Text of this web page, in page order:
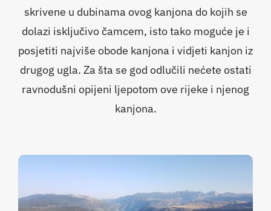
skrivene u dubinama ovog kanjona do kojih se
dolazi isključivo čamcem, isto tako moguće je i
posjetiti najviše obode kanjona i vidjeti kanjon iz
drugog ugla. Za šta se god odlučili nećete ostati
ravnodušni opijeni ljepotom ove rijeke i njenog
kanjona.